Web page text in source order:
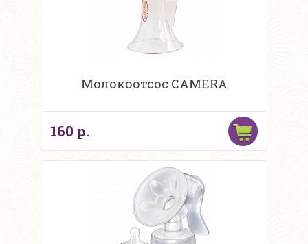
Молокоотсос CAMERA
160 р.